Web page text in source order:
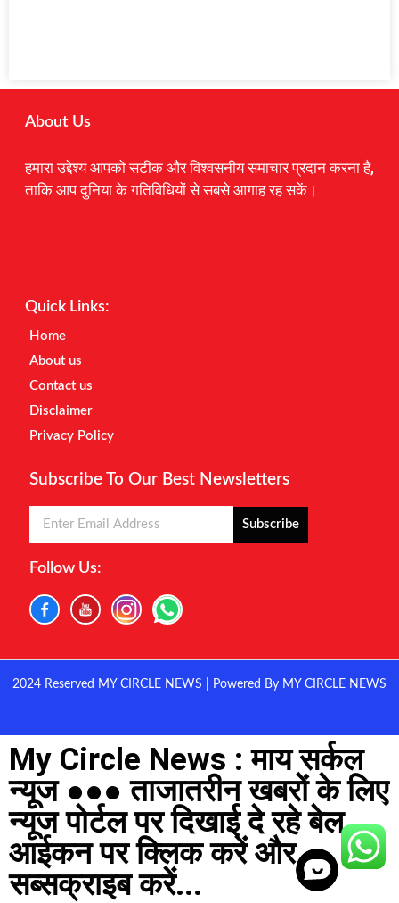
About Us
हमारा उद्देश्य आपको सटीक और विश्वसनीय समाचार प्रदान करना है,
ताकि आप दुनिया के गतिविधियों से सबसे आगाह रह सकें।
Quick Links:
Home
About us
Contact us
Disclaimer
Privacy Policy
Subscribe To Our Best Newsletters
Subscribe
Follow Us:
2024 Reserved MY CIRCLE NEWS | Powered By MY CIRCLE NEWS
My Circle News : माय सर्कल
न्यूज ●●● ताजातरीन खबरों के लिए
न्यूज पोर्टल पर दिखाई दे रहे बेल
आईकन पर क्लिक करें और
सब्सक्राइब करें...